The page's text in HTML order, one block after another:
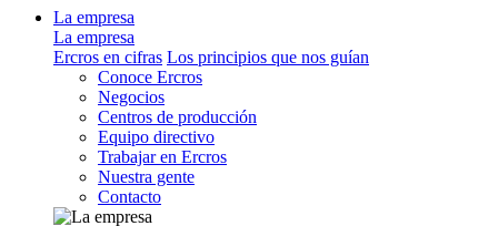
La empresa
La empresa
Ercros en cifras Los principios que nos guían
Conoce Ercros
Negocios
Centros de producción
Equipo directivo
Trabajar en Ercros
Nuestra gente
Contacto